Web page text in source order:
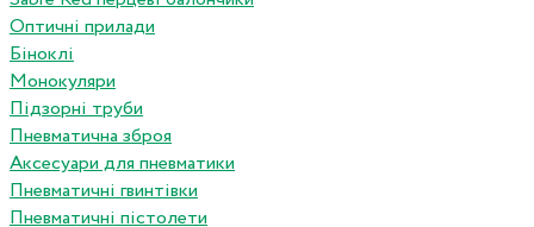
Оптичні прилади
Біноклі
Монокуляри
Підзорні труби
Пневматична зброя
Аксесуари для пневматики
Пневматичні гвинтівки
Пневматичні пістолети